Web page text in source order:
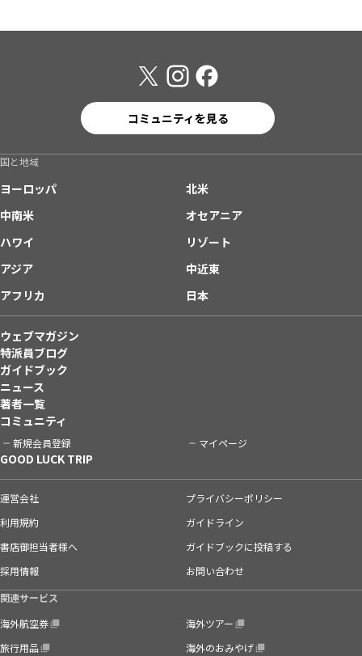
コミュニティを見る
国と地域
ヨーロッパ
北米
中南米
オセアニア
ハワイ
リゾート
アジア
中近東
アフリカ
日本
ウェブマガジン
特派員ブログ
ガイドブック
ニュース
著者一覧
コミュニティ
新規会員登録 マイページ
GOOD LUCK TRIP
運営会社
プライバシーポリシー
利用規約
ガイドライン
書店御担当者様へ
ガイドブックに投稿する
採用情報
お問い合わせ
関連サービス
海外航空券
海外ツアー
旅行用品
海外のおみやげ